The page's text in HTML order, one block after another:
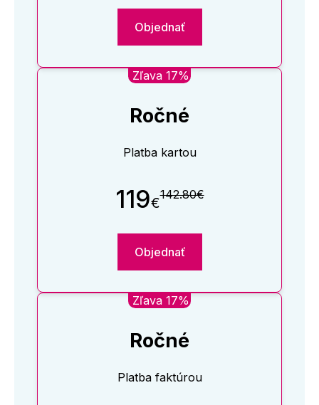
Objednať
Zľava 17%
Ročné
Platba kartou
119€142.80€
Objednať
Zľava 17%
Ročné
Platba faktúrou